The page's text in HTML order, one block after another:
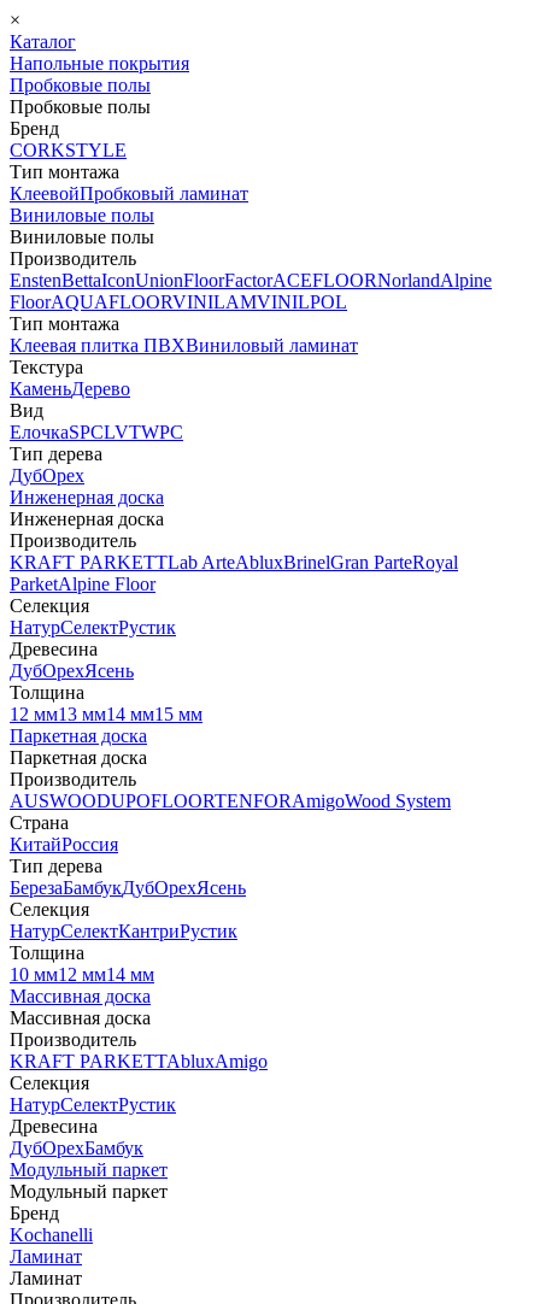
×
Каталог
Напольные покрытия
Пробковые полы
Пробковые полы
Бренд
CORKSTYLE
Тип монтажа
КлеевойПробковый ламинат
Виниловые полы
Виниловые полы
Производитель
EnstenBettaIconUnionFloorFactorACEFLOORNorlandAlpine
FloorAQUAFLOORVINILAMVINILPOL
Тип монтажа
Клеевая плитка ПВХВиниловый ламинат
Текстура
КаменьДерево
Вид
ЕлочкаSPCLVTWPC
Тип дерева
ДубОрех
Инженерная доска
Инженерная доска
Производитель
KRAFT PARKETTLab ArteAbluxBrinelGran ParteRoyal
ParketAlpine Floor
Селекция
НатурСелектРустик
Древесина
ДубОрехЯсень
Толщина
12 мм13 мм14 мм15 мм
Паркетная доска
Паркетная доска
Производитель
AUSWOODUPOFLOORTENFORAmigoWood System
Страна
КитайРоссия
Тип дерева
БерезаБамбукДубОрехЯсень
Селекция
НатурСелектКантриРустик
Толщина
10 мм12 мм14 мм
Массивная доска
Массивная доска
Производитель
KRAFT PARKETTAbluxAmigo
Селекция
НатурСелектРустик
Древесина
ДубОрехБамбук
Модульный паркет
Модульный паркет
Бренд
Kochanelli
Ламинат
Ламинат
Производитель